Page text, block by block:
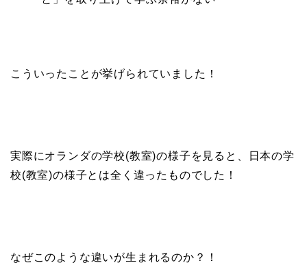
こういったことが挙げられていました！
実際にオランダの学校(教室)の様子を見ると、日本の学
校(教室)の様子とは全く違ったものでした！
なぜこのような違いが生まれるのか？！